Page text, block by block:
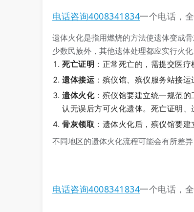
电话咨询4008341834一个电话，
遗体火化是指用燃烧的方法使遗体变成
少数民族外，其他遗体处理都应实行火
死亡证明 ：正常死亡的，需提交医
遗体接运 ：殡仪馆、殡仪服务站接
遗体火化：殡仪馆要建立统一规范
认无误后方可火化遗体。死亡证明
骨灰领取 ：遗体火化后，殡仪馆要
不同地区的遗体火化流程可能会有所差
电话咨询4008341834一个电话，